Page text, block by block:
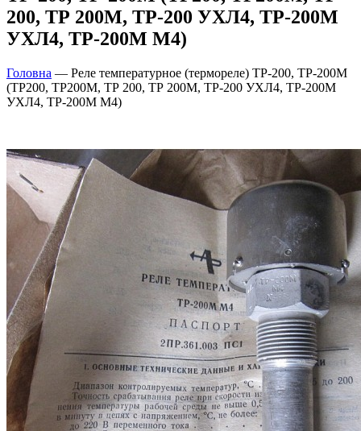
200, ТР 200М, ТР-200 УХЛ4, ТР-200М
УХЛ4, ТР-200М М4)
Головна — Реле температурное (термореле) ТР-200, ТР-200М
(ТР200, ТР200М, ТР 200, ТР 200М, ТР-200 УХЛ4, ТР-200М
УХЛ4, ТР-200М М4)